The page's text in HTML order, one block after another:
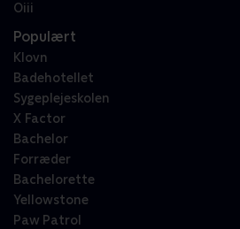
Oiii
Populært
Klovn
Badehotellet
Sygeplejeskolen
X Factor
Bachelor
Forræder
Bachelorette
Yellowstone
Paw Patrol